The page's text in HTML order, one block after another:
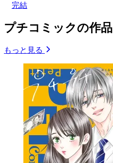
完結
プチコミックの作品
もっと見る